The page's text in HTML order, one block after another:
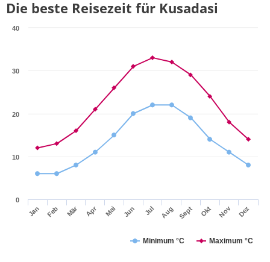
Die beste Reisezeit für Kusadasi
Minimum °C Maximum °C
Jan Feb Mär Apr Mai Jun Jul Aug Sept Okt Nov Dez
0
10
20
30
40